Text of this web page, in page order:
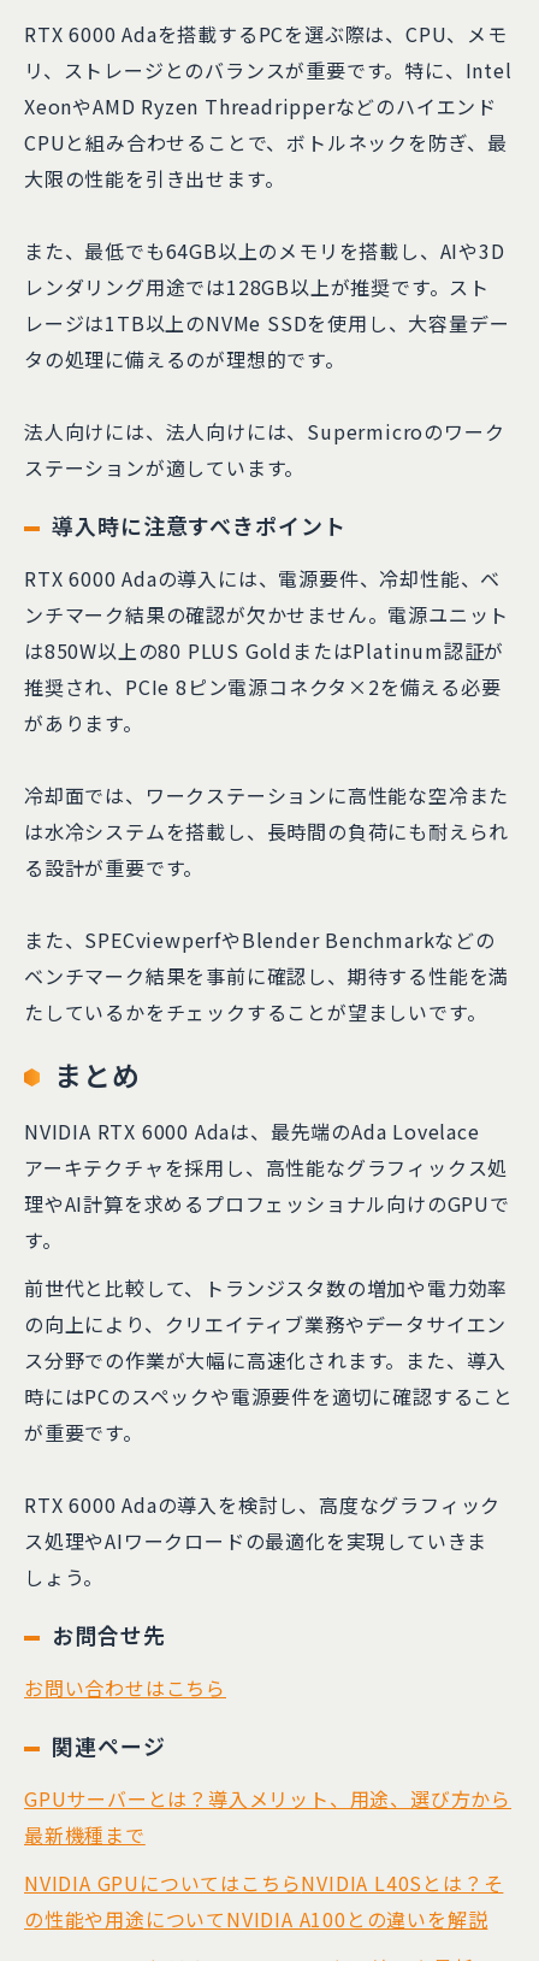
RTX 6000 Adaを搭載するPCを選ぶ際は、CPU、メモ
リ、ストレージとのバランスが重要です。特に、Intel
XeonやAMD Ryzen Threadripperなどのハイエンド
CPUと組み合わせることで、ボトルネックを防ぎ、最
大限の性能を引き出せます。
また、最低でも64GB以上のメモリを搭載し、AIや3D
レンダリング用途では128GB以上が推奨です。スト
レージは1TB以上のNVMe SSDを使用し、大容量デー
タの処理に備えるのが理想的です。
法人向けには、法人向けには、Supermicroのワーク
ステーションが適しています。
導入時に注意すべきポイント
RTX 6000 Adaの導入には、電源要件、冷却性能、ベ
ンチマーク結果の確認が欠かせません。電源ユニット
は850W以上の80 PLUS GoldまたはPlatinum認証が
推奨され、PCIe 8ピン電源コネクタ×2を備える必要
があります。
冷却面では、ワークステーションに高性能な空冷また
は水冷システムを搭載し、長時間の負荷にも耐えられ
る設計が重要です。
また、SPECviewperfやBlender Benchmarkなどの
ベンチマーク結果を事前に確認し、期待する性能を満
たしているかをチェックすることが望ましいです。
まとめ
NVIDIA RTX 6000 Adaは、最先端のAda Lovelace
アーキテクチャを採用し、高性能なグラフィックス処
理やAI計算を求めるプロフェッショナル向けのGPUで
す。
前世代と比較して、トランジスタ数の増加や電力効率
の向上により、クリエイティブ業務やデータサイエン
ス分野での作業が大幅に高速化されます。また、導入
時にはPCのスペックや電源要件を適切に確認すること
が重要です。
RTX 6000 Adaの導入を検討し、高度なグラフィック
ス処理やAIワークロードの最適化を実現していきま
しょう。
お問合せ先
お問い合わせはこちら
関連ページ
GPUサーバーとは？導入メリット、用途、選び方から
最新機種まで
NVIDIA GPUについてはこちらNVIDIA L40Sとは？そ
の性能や用途についてNVIDIA A100との違いを解説